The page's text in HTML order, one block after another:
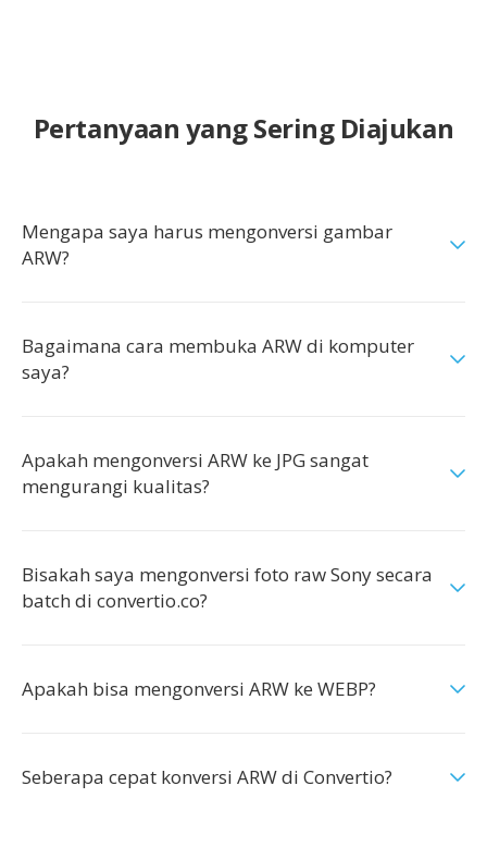
Pertanyaan yang Sering Diajukan
Mengapa saya harus mengonversi gambar
ARW?
Bagaimana cara membuka ARW di komputer
saya?
Apakah mengonversi ARW ke JPG sangat
mengurangi kualitas?
Bisakah saya mengonversi foto raw Sony secara
batch di convertio.co?
Apakah bisa mengonversi ARW ke WEBP?
Seberapa cepat konversi ARW di Convertio?